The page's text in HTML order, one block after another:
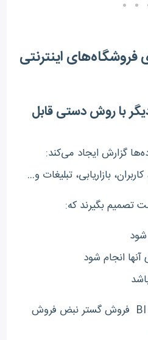
اینترنتی
با روش دستی قابل
ده‌ها گزارش ایجاد می‌کند:
بازاریابی، تبلیغات و…
تصمیم بگیرند که:
انجام شود
با کمک ابزار پرقدرت BI فروش گستر نبض فروش